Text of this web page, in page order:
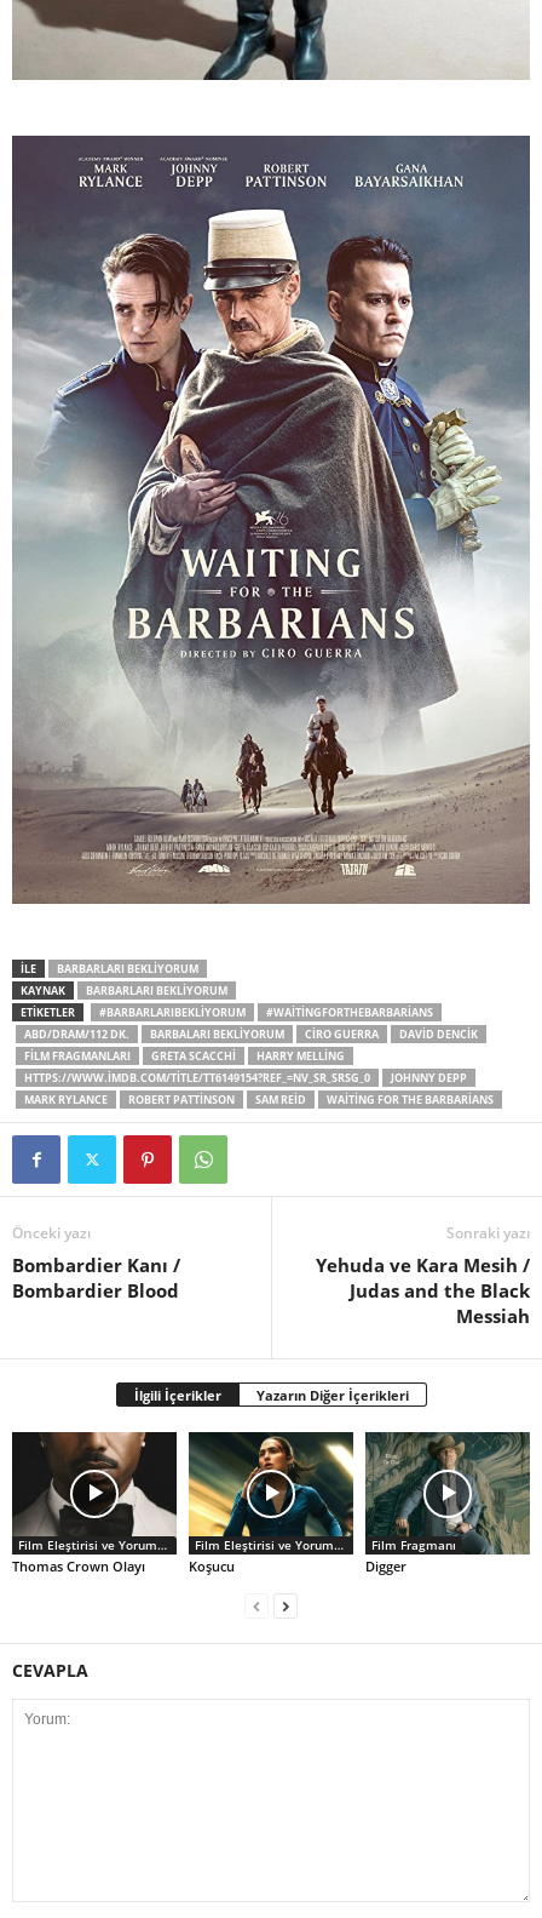
İLE
BARBARLARI BEKLIYORUM
KAYNAK
BARBARLARI BEKLIYORUM
ETİKETLER
#BARBARLARIBEKLIYORUM
#WAITINGFORTHEBARBARIANS
ABD/DRAM/112 DK.
BARBALARI BEKLIYORUM CIRO GUERRA
DAVID DENCIK
FILM FRAGMANLARI
GRETA SCACCHI
HARRY MELLING
HTTPS://WWW.IMDB.COM/TITLE/TT6149154?REF_=NV_SR_SRSG_0
JOHNNY DEPP
MARK RYLANCE
ROBERT PATTINSON SAM REID WAITING FOR THE BARBARIANS
Önceki yazı
Bombardier Kanı /
Bombardier Blood
Sonraki yazı
Yehuda ve Kara Mesih /
Judas and the Black
Messiah
İlgili İçerikler Yazarın Diğer İçerikleri
Film Eleştirisi ve Yorumlar
Thomas Crown Olayı
Film Eleştirisi ve Yorumlar
Koşucu
Film Fragmanı
Digger
CEVAPLA